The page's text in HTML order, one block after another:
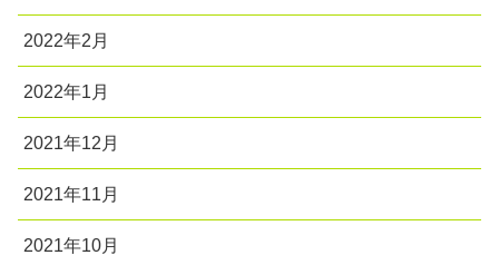
2022年2月
2022年1月
2021年12月
2021年11月
2021年10月